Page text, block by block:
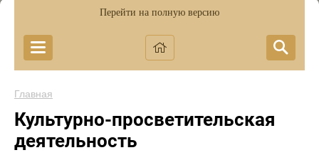
Перейти на полную версию
Главная
Культурно-просветительская
деятельность